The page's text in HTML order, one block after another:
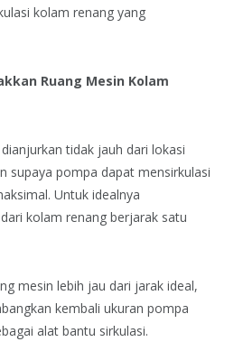
kolam renang yang
Ruang Mesin Kolam
tidak jauh dari lokasi
supaya pompa dapat mensirkulasi
Untuk idealnya
kolam renang berjarak satu
mesin lebih jau dari jarak ideal,
kembali ukuran pompa
alat bantu sirkulasi.